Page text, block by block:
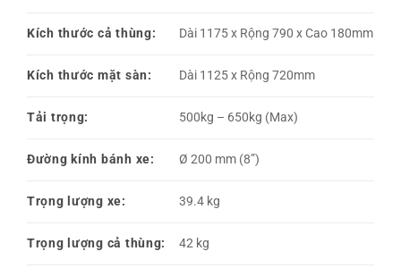
Kích thước cả thùng: Dài 1175 x Rộng 790 x Cao 180mm
Kích thước mặt sàn: Dài 1125 x Rộng 720mm
Tải trọng: 500kg – 650kg (Max)
Đường kính bánh xe: Ø 200 mm (8”)
Trọng lượng xe: 39.4 kg
Trọng lượng cả thùng: 42 kg